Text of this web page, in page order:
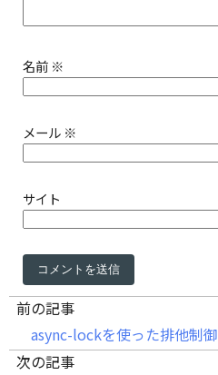
名前 ※
メール ※
サイト
前の記事
async-lockを使った排他制御
次の記事